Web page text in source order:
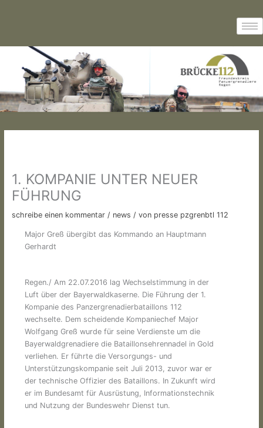
1. KOMPANIE UNTER NEUER
FÜHRUNG
schreibe einen kommentar / news / von presse pzgrenbtl 112
Major Greß übergibt das Kommando an Hauptmann
Gerhardt
Regen./ Am 22.07.2016 lag Wechselstimmung in der
Luft über der Bayerwaldkaserne. Die Führung der 1.
Kompanie des Panzergrenadierbataillons 112
wechselte. Dem scheidende Kompaniechef Major
Wolfgang Greß wurde für seine Verdienste um die
Bayerwaldgrenadiere die Bataillonsehrennadel in Gold
verliehen. Er führte die Versorgungs- und
Unterstützungskompanie seit Juli 2013, zuvor war er
der technische Offizier des Bataillons. In Zukunft wird
er im Bundesamt für Ausrüstung, Informationstechnik
und Nutzung der Bundeswehr Dienst tun.